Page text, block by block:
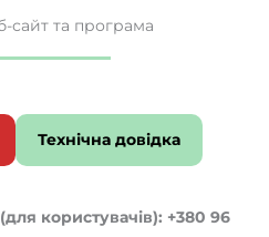
сайт та програма
Технічна довідка
користувачів): +380 96